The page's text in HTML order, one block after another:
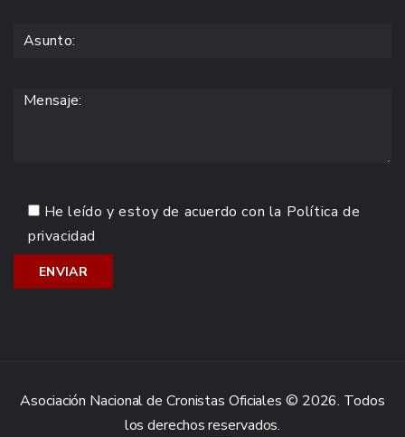
He leído y estoy de acuerdo con la Política de
privacidad
Asociación Nacional de Cronistas Oficiales © 2026. Todos
los derechos reservados.